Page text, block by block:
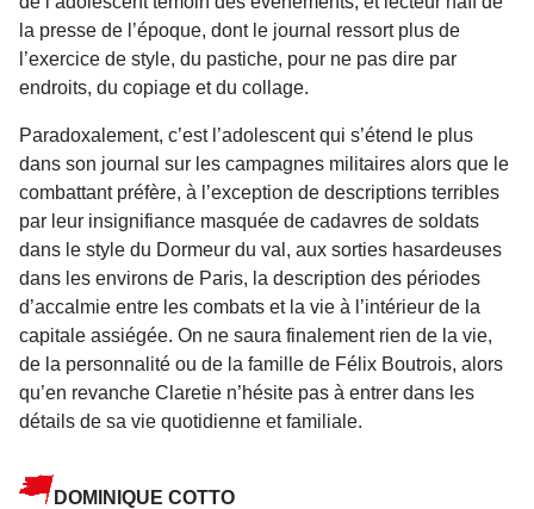
la presse de l’époque, dont le journal ressort plus de
l’exercice de style, du pastiche, pour ne pas dire par
endroits, du copiage et du collage.
Paradoxalement, c’est l’adolescent qui s’étend le plus
dans son journal sur les campagnes militaires alors que le
combattant préfère, à l’exception de descriptions terribles
par leur insignifiance masquée de cadavres de soldats
dans le style du Dormeur du val, aux sorties hasardeuses
dans les environs de Paris, la description des périodes
d’accalmie entre les combats et la vie à l’intérieur de la
capitale assiégée. On ne saura finalement rien de la vie,
de la personnalité ou de la famille de Félix Boutrois, alors
qu’en revanche Claretie n’hésite pas à entrer dans les
détails de sa vie quotidienne et familiale.
DOMINIQUE COTTO